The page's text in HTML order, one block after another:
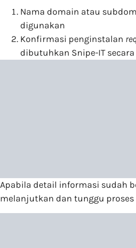
Nama domain atau
digunakan
Konfirmasi penginstalan
dibutuhkan Snipe-IT
Apabila detail informasi sudah
melanjutkan dan tunggu